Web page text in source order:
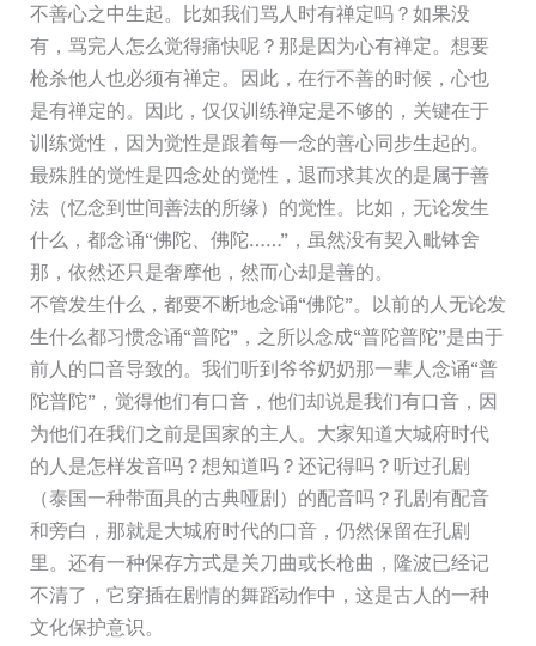
不善心之中生起。比如我们骂人时有禅定吗？如果没
有，骂完人怎么觉得痛快呢？那是因为心有禅定。想要
枪杀他人也必须有禅定。因此，在行不善的时候，心也
是有禅定的。因此，仅仅训练禅定是不够的，关键在于
训练觉性，因为觉性是跟着每一念的善心同步生起的。
最殊胜的觉性是四念处的觉性，退而求其次的是属于善
法（忆念到世间善法的所缘）的觉性。比如，无论发生
什么，都念诵“佛陀、佛陀……”，虽然没有契入毗钵舍
那，依然还只是奢摩他，然而心却是善的。
不管发生什么，都要不断地念诵“佛陀”。以前的人无论发
生什么都习惯念诵“普陀”，之所以念成“普陀普陀”是由于
前人的口音导致的。我们听到爷爷奶奶那一辈人念诵“普
陀普陀”，觉得他们有口音，他们却说是我们有口音，因
为他们在我们之前是国家的主人。大家知道大城府时代
的人是怎样发音吗？想知道吗？还记得吗？听过孔剧
（泰国一种带面具的古典哑剧）的配音吗？孔剧有配音
和旁白，那就是大城府时代的口音，仍然保留在孔剧
里。还有一种保存方式是关刀曲或长枪曲，隆波已经记
不清了，它穿插在剧情的舞蹈动作中，这是古人的一种
文化保护意识。